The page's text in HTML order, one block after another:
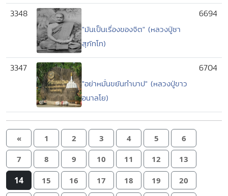
3348
"มันเป็นเรื่องของจิต" (หลวงปู่ชา
สุภัทโท)
6694
3347
"อย่าหมั่นขยันทำบาป" (หลวงปู่ขาว
อนาลโย)
6704
« 1 2 3 4 5 6
7 8 9 10 11 12 13
14 15 16 17 18 19 20